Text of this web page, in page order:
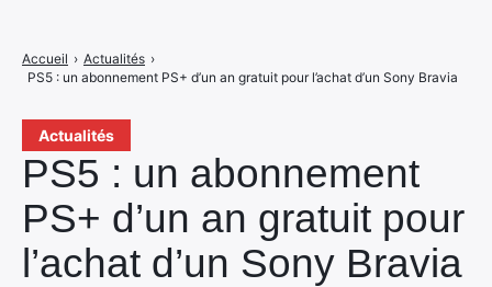
Actualités
PS5 : un abonnement
PS+ d’un an gratuit pour
l’achat d’un Sony Bravia
Accueil › Actualités ›
PS5 : un abonnement PS+ d’un an gratuit pour l’achat d’un Sony Bravia